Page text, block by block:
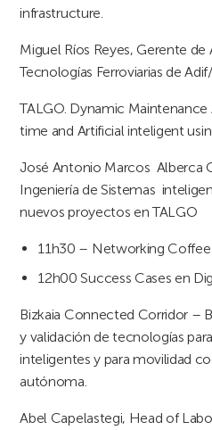
infrastructure.
Miguel Ríos Reyes, Gerente
Tecnologías Ferroviarias de
TALGO. Dynamic
time and Artificial inteligent
José Antonio Marcos Alberca
Ingeniería de Sistemas
nuevos proyectos en TALGO
11h30 – Networking Coffee
12h00 Success Cases en
Bizkaia Connected Corridor –
y validación de tecnologías
inteligentes y para movilidad
autónoma.
Abel Capelastegi, Head of